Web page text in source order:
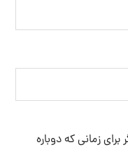
زمانی که دوباره